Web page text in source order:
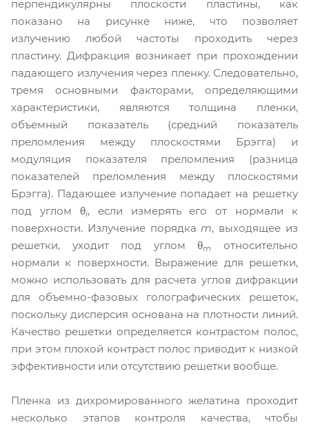
перпендикулярны плоскости пластины, как
показано на рисунке ниже, что позволяет
излучению любой частоты проходить через
пластину. Дифракция возникает при прохождении
падающего излучения через пленку. Следовательно,
тремя основными факторами, определяющими
характеристики, являются толщина пленки,
объемный показатель (средний показатель
преломления между плоскостями Брэгга) и
модуляция показателя преломления (разница
показателей преломления между плоскостями
Брэгга). Падающее излучение попадает на решетку
под углом θi, если измерять его от нормали к
поверхности. Излучение порядкаm, выходящее из
решетки, уходит под углом θm
относительно
нормали к поверхности. Выражение для решетки,
можно использовать для расчета углов дифракции
для объемно-фазовых голографических решеток,
поскольку дисперсия основана на плотности линий.
Качество решетки определяется контрастом полос,
при этом плохой контраст полос приводит к низкой
эффективности или отсутствию решетки вообще.
Пленка из дихромированного желатина проходит
несколько этапов контроля качества, чтобы